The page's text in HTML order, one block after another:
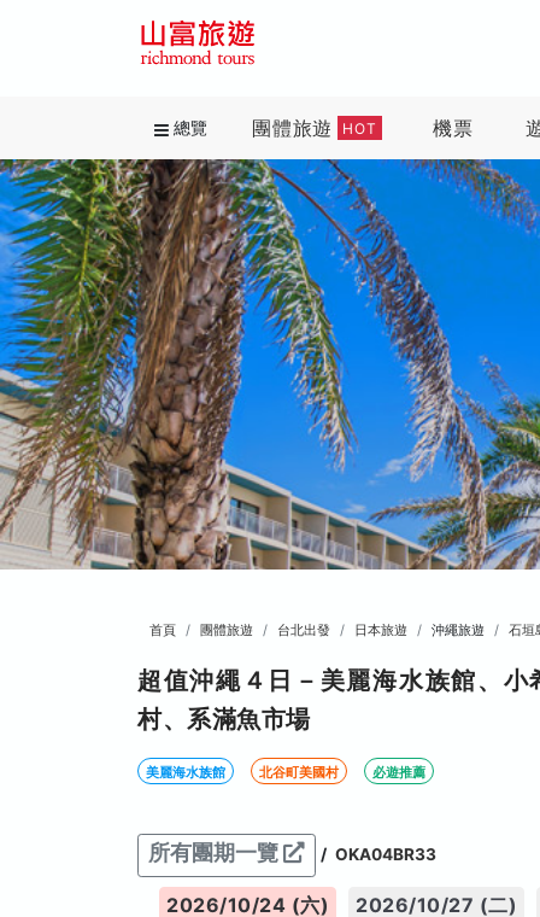
總覽 團體旅遊 HOT 機票
首頁 團體旅遊 台北出發 日本旅遊 沖繩旅遊 石垣
超值沖繩４日－美麗海水族館、
村、系滿魚市場
美麗海水族館 北谷町美國村 必遊推薦
所有團期一覽 / OKA04BR33
2026/10/24 (六) 2026/10/27 (二)